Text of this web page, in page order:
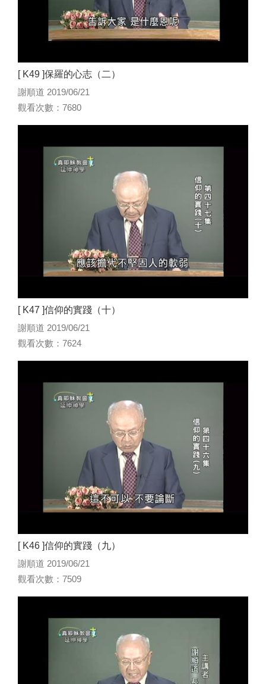
[ K49 ]保羅的心志（二）
謝順道 2019/06/21
觀看次數：7680
[ K47 ]信仰的實踐（十）
謝順道 2019/06/21
觀看次數：7624
[ K46 ]信仰的實踐（九）
謝順道 2019/06/21
觀看次數：7509